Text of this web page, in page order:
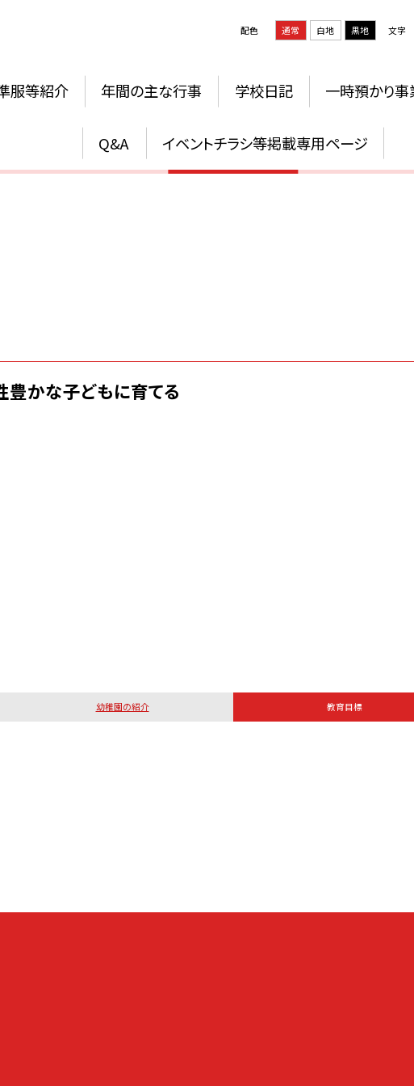
配色 通常 白地 黒地 文字
服等紹介 年間の主な行事 学校日記 一時預かり事
Q&A イベントチラシ等掲載専用ページ
教育目標
豊かな子どもに育てる
幼稚園の紹介 教育目標